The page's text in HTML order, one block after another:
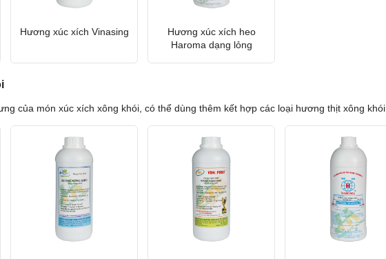
Hương xúc xích Vinasing
Hương xúc xích heo
Haroma dạng lỏng
của món xúc xích xông khói, có thể dùng thêm kết hợp các loại hương thịt xông khói.